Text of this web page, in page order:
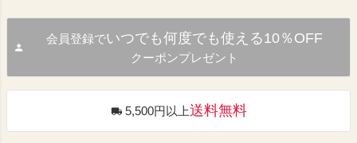
会員登録でいつでも何度でも使える10％OFF
クーポンプレゼント
5,500円以上送料無料